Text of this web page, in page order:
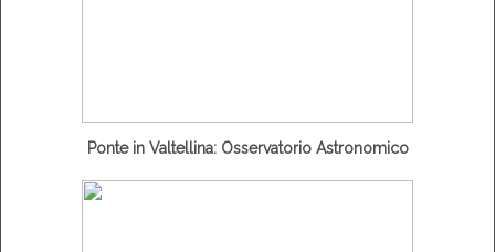
Ponte in Valtellina: Osservatorio Astronomico